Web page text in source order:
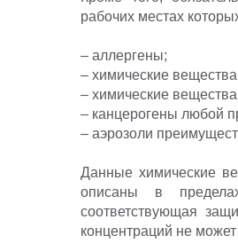
рабочих местах
– аллергены;
– химические
– химические
– канцерогены любой
– аэрозоли
Данные химические
описаны в
соответствующая
концентраций не